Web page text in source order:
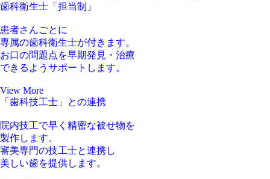
歯科衛生士 「 担当制 」
患者さんごとに
専属の歯科衛生士が付きます。
お口の問題点を早期発見・治療
できるようサポートします。
View More
「 歯科技工士 」 との連携
院内技工で早く精密な被せ物を
製作します。
審美専門の技工士と連携し
美しい歯を提供します。